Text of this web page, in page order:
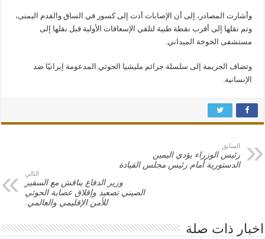
وأشارت المصادر، إلى أن الإصابات أدت إلى كسور في الساق والقدم اليمنى،
وتم نقلها إلى أقرب نقطة طبية لتلقي الإسعافات الأولية قبل نقلها إلى
مستشفى الخوخة الميداني.
وتضاف الجريمة إلى سلسلة جرائم مليشيا الحوثي المدعومة إيرانيًا ضد
الإنسانية.
السابق
رئيس الوزراء يؤدي اليمين
الدستورية أمام رئيس مجلس القيادة
التالي
وزير الدفاع يناقش مع السفير
الصيني تصعيد وإقلاق عصابة الحوثي
للأمن الإقليمي والعالمي.
اخبار ذات صلة